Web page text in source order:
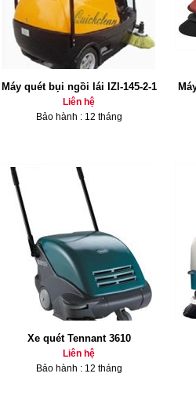
Máy quét bụi ngồi lái IZI-145-2-1
Liên hệ
Bảo hành : 12 tháng
Xe quét Tennant 3610
Liên hệ
Bảo hành : 12 tháng